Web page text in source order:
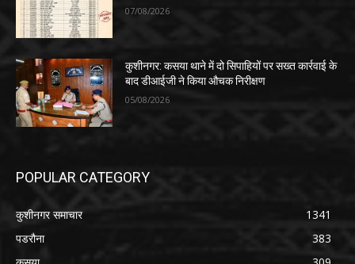
07/08/2026
कुशीनगर: कसया थाने में दो सिपाहियों पर सख्त कार्रवाई के
बाद डीआईजी ने किया औचक निरीक्षण
05/08/2026
POPULAR CATEGORY
कुशीनगर समाचार
1341
पडरौना
383